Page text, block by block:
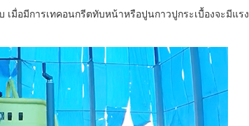
มื่อมีการเทคอนกรีตทับหน้าหรือปูนกาวปูกระเบื้องจะมีแรง